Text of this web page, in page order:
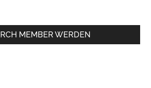
MEMBER WERDEN